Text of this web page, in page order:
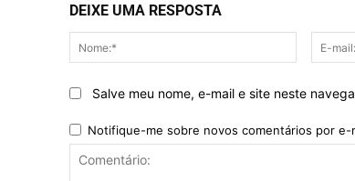
DEIXE UMA RESPOSTA
Nome:*
Salve meu nome, e-mail e site neste
Notifique-me sobre novos comentários por e-